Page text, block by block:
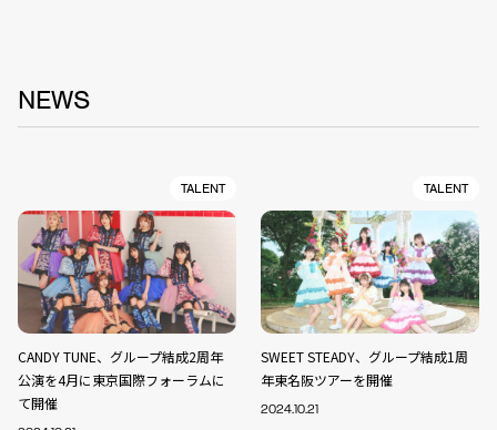
NEWS
TALENT
CANDY TUNE、グループ結成2周年
公演を4月に東京国際フォーラムに
て開催
TALENT
SWEET STEADY、グループ結成1周
年東名阪ツアーを開催
2024.10.21